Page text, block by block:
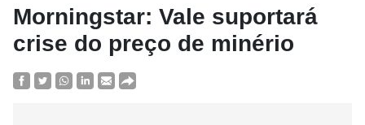
Morningstar: Vale suportará
crise do preço de minério